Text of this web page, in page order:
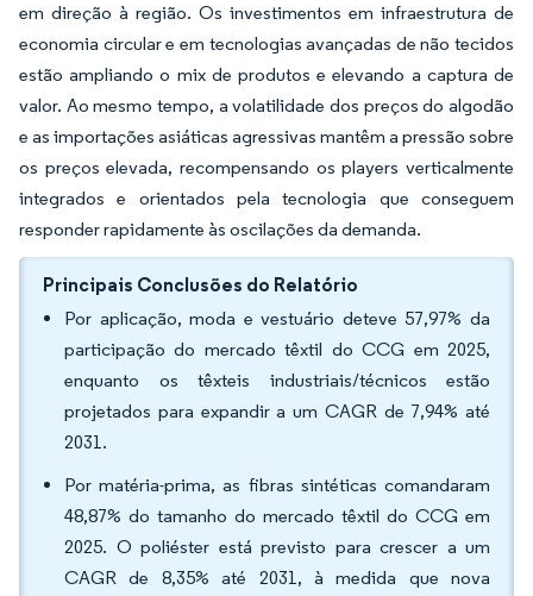
em direção à região. Os investimentos em infraestrutura de
economia circular e em tecnologias avançadas de não tecidos
estão ampliando o mix de produtos e elevando a captura de
valor. Ao mesmo tempo, a volatilidade dos preços do algodão
e as importações asiáticas agressivas mantêm a pressão sobre
os preços elevada, recompensando os players verticalmente
integrados e orientados pela tecnologia que conseguem
responder rapidamente às oscilações da demanda.
Principais Conclusões do Relatório
Por aplicação, moda e vestuário deteve 57,97% da
participação do mercado têxtil do CCG em 2025,
enquanto os têxteis industriais/técnicos estão
projetados para expandir a um CAGR de 7,94% até
2031.
Por matéria-prima, as fibras sintéticas comandaram
48,87% do tamanho do mercado têxtil do CCG em
2025. O poliéster está previsto para crescer a um
CAGR de 8,35% até 2031, à medida que nova